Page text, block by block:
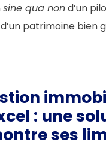
sine qua nond’un
patrimoine bien
: une
ses